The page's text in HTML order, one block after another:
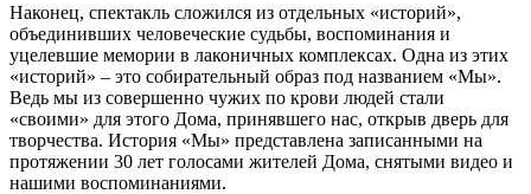
Наконец, спектакль сложился из отдельных «историй»,
объединивших человеческие судьбы, воспоминания и
уцелевшие мемории в лаконичных комплексах. Одна из этих
«историй» – это собирательный образ под названием «Мы».
Ведь мы из совершенно чужих по крови людей стали
«своими» для этого Дома, принявшего нас, открыв дверь для
творчества. История «Мы» представлена ​​записанными на
протяжении 30 лет голосами жителей Дома, снятыми видео и
нашими воспоминаниями.